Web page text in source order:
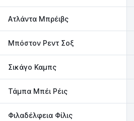
Ατλάντα Μπρέιβς
Μπόστον Ρεντ Σοξ
Σικάγο Καμπς
Τάμπα Μπέι Ρέις
Φιλαδέλφεια Φίλις